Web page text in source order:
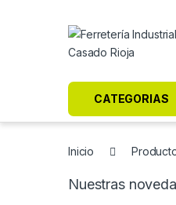
CATEGORIAS
Inicio
Nuestras